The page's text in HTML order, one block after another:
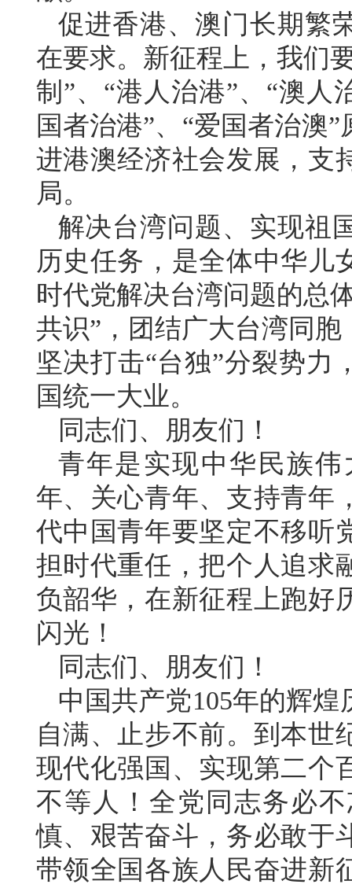
促进香港、澳门长期繁
在要求。新征程上，我们
制”、“港人治港”、“澳人
国者治港”、“爱国者治澳
进港澳经济社会发展，支
局。
解决台湾问题、实现祖
历史任务，是全体中华儿
时代党解决台湾问题的总
共识”，团结广大台湾同
坚决打击“台独”分裂势力
国统一大业。
同志们、朋友们！
青年是实现中华民族
年、关心青年、支持青年
代中国青年要坚定不移听
担时代重任，把个人追求
负韶华，在新征程上跑好
闪光！
同志们、朋友们！
中国共产党105年的辉
自满、止步不前。到本世
现代化强国、实现第二个
不等人！全党同志务必
慎、艰苦奋斗，务必敢于
带领全国各族人民奋进新